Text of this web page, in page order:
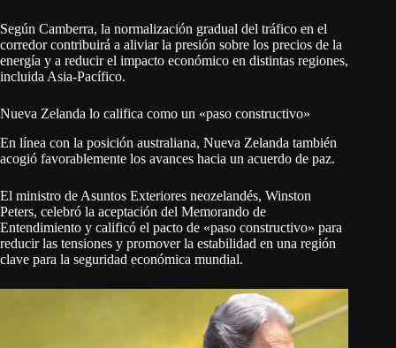
Según Camberra, la normalización gradual del tráfico en el
corredor contribuirá a aliviar la presión sobre los precios de la
energía y a reducir el impacto económico en distintas regiones,
incluida Asia-Pacífico.
Nueva Zelanda lo califica como un «paso constructivo»
En línea con la posición australiana, Nueva Zelanda también
acogió favorablemente los avances hacia un acuerdo de paz.
El ministro de Asuntos Exteriores neozelandés, Winston
Peters, celebró la aceptación del Memorando de
Entendimiento y calificó el pacto de «paso constructivo» para
reducir las tensiones y promover la estabilidad en una región
clave para la seguridad económica mundial.